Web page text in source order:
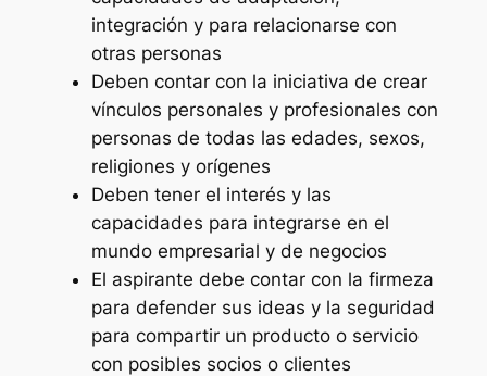
integración y para relacionarse con
otras personas
Deben contar con la iniciativa de crear
vínculos personales y profesionales con
personas de todas las edades, sexos,
religiones y orígenes
Deben tener el interés y las
capacidades para integrarse en el
mundo empresarial y de negocios
El aspirante debe contar con la firmeza
para defender sus ideas y la seguridad
para compartir un producto o servicio
con posibles socios o clientes